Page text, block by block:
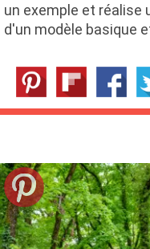
un exemple et
d'un modèle basique